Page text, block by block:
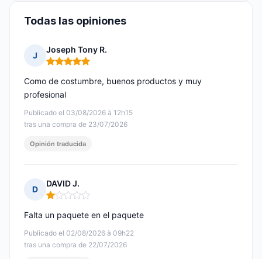
Todas las opiniones
J
Joseph Tony R.
Nota: 5 de 5
Publicado el 03/08/2026 à 12h15
tras una compra de 23/07/2026
Como de costumbre, buenos productos y muy
profesional
Opinión traducida
D
DAVID J.
Nota: 1 de 5
Publicado el 02/08/2026 à 09h22
tras una compra de 22/07/2026
Falta un paquete en el paquete